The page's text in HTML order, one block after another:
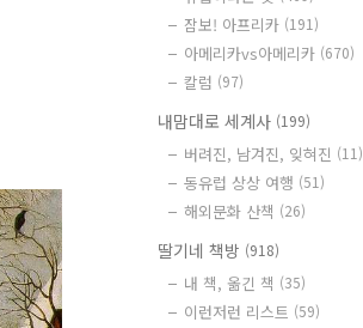
잠보! 아프리카 (191)
아메리카vs아메리카 (670)
칼럼 (97)
내맘대로 세계사 (199)
버려진, 남겨진, 잊혀진 (11)
동유럽 상상 여행 (51)
해외문화 산책 (26)
딸기네 책방 (918)
내 책, 옮긴 책 (35)
이런저런 리스트 (59)